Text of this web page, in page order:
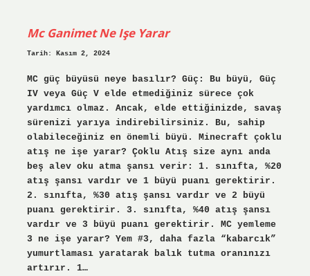
Mc Ganimet Ne Işe Yarar
Tarih: Kasım 2, 2024
MC güç büyüsü neye basılır? Güç: Bu büyü, Güç
IV veya Güç V elde etmediğiniz sürece çok
yardımcı olmaz. Ancak, elde ettiğinizde, savaş
sürenizi yarıya indirebilirsiniz. Bu, sahip
olabileceğiniz en önemli büyü. Minecraft çoklu
atış ne işe yarar? Çoklu Atış size aynı anda
beş alev oku atma şansı verir: 1. sınıfta, %20
atış şansı vardır ve 1 büyü puanı gerektirir.
2. sınıfta, %30 atış şansı vardır ve 2 büyü
puanı gerektirir. 3. sınıfta, %40 atış şansı
vardır ve 3 büyü puanı gerektirir. MC yemleme
3 ne işe yarar? Yem #3, daha fazla “kabarcık”
yumurtlaması yaratarak balık tutma oranınızı
artırır. 1…